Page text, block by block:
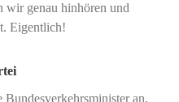
wir genau hinhören und
Eigentlich!
an,